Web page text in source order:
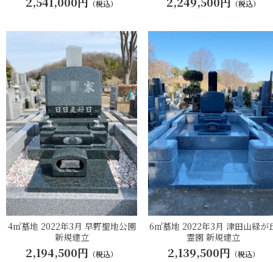
（税込） （税込）
4㎡墓地 2022年3月 早野聖地公園
新規建立
2,194,500円 （税込）
6㎡墓地 2022年3月 津田山緑が
霊園 新規建立
2,139,500円 （税込）